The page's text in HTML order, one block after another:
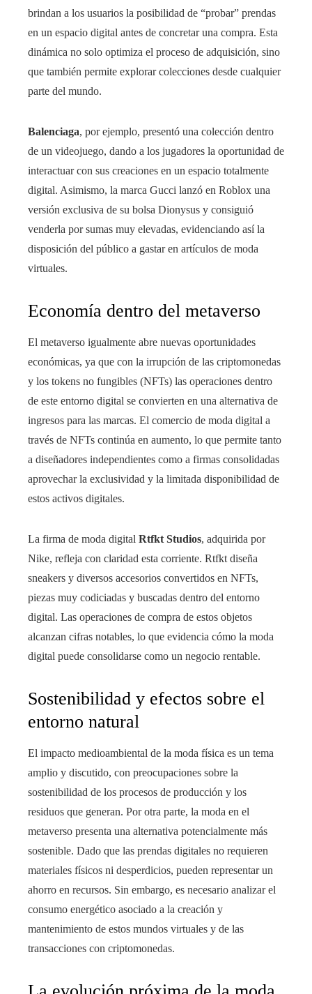
brindan a los usuarios la posibilidad de “probar” prendas
en un espacio digital antes de concretar una compra. Esta
dinámica no solo optimiza el proceso de adquisición, sino
que también permite explorar colecciones desde cualquier
parte del mundo.
Balenciaga, por ejemplo, presentó una colección dentro
de un videojuego, dando a los jugadores la oportunidad de
interactuar con sus creaciones en un espacio totalmente
digital. Asimismo, la marca Gucci lanzó en Roblox una
versión exclusiva de su bolsa Dionysus y consiguió
venderla por sumas muy elevadas, evidenciando así la
disposición del público a gastar en artículos de moda
virtuales.
Economía dentro del metaverso
El metaverso igualmente abre nuevas oportunidades
económicas, ya que con la irrupción de las criptomonedas
y los tokens no fungibles (NFTs) las operaciones dentro
de este entorno digital se convierten en una alternativa de
ingresos para las marcas. El comercio de moda digital a
través de NFTs continúa en aumento, lo que permite tanto
a diseñadores independientes como a firmas consolidadas
aprovechar la exclusividad y la limitada disponibilidad de
estos activos digitales.
La firma de moda digital Rtfkt Studios, adquirida por
Nike, refleja con claridad esta corriente. Rtfkt diseña
sneakers y diversos accesorios convertidos en NFTs,
piezas muy codiciadas y buscadas dentro del entorno
digital. Las operaciones de compra de estos objetos
alcanzan cifras notables, lo que evidencia cómo la moda
digital puede consolidarse como un negocio rentable.
Sostenibilidad y efectos sobre el
entorno natural
El impacto medioambiental de la moda física es un tema
amplio y discutido, con preocupaciones sobre la
sostenibilidad de los procesos de producción y los
residuos que generan. Por otra parte, la moda en el
metaverso presenta una alternativa potencialmente más
sostenible. Dado que las prendas digitales no requieren
materiales físicos ni desperdicios, pueden representar un
ahorro en recursos. Sin embargo, es necesario analizar el
consumo energético asociado a la creación y
mantenimiento de estos mundos virtuales y de las
transacciones con criptomonedas.